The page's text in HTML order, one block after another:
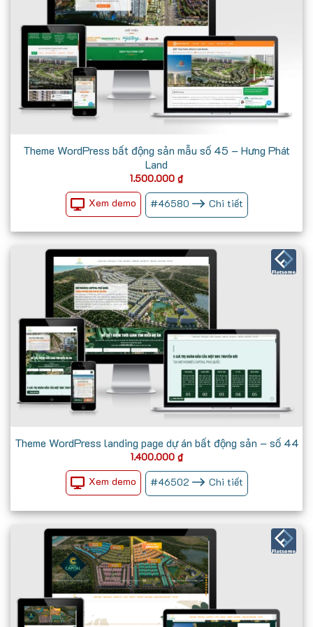
Theme WordPress bất động sản mẫu số 45 – Hưng Phát
Land
1.500.000 ₫
Xem demo #46580 Chi tiết
Theme WordPress landing page dự án bất động sản – số 44
1.400.000 ₫
Xem demo #46502 Chi tiết